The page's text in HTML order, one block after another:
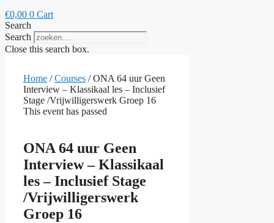
€0,00 0 Cart
Search
Search
Close this search box.
Home /Courses / ONA 64 uur Geen
Interview – Klassikaal les – Inclusief
Stage /Vrijwilligerswerk Groep 16
This event has passed
ONA 64 uur Geen
Interview – Klassikaal
les – Inclusief Stage
/Vrijwilligerswerk
Groep 16